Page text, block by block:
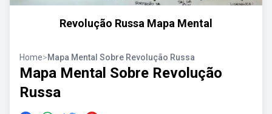
Revolução Russa Mapa Mental
Home>Mapa Mental Sobre Revolução Russa
Mapa Mental Sobre Revolução
Russa